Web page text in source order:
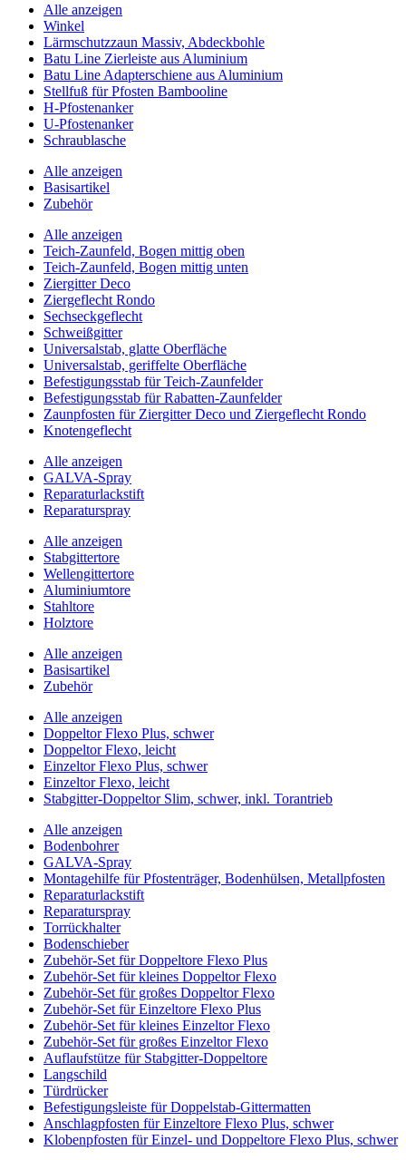
Alle anzeigen
Winkel
Lärmschutzzaun Massiv, Abdeckbohle
Batu Line Zierleiste aus Aluminium
Batu Line Adapterschiene aus Aluminium
Stellfuß für Pfosten Bambooline
H-Pfostenanker
U-Pfostenanker
Schraublasche
Alle anzeigen
Basisartikel
Zubehör
Alle anzeigen
Teich-Zaunfeld, Bogen mittig oben
Teich-Zaunfeld, Bogen mittig unten
Ziergitter Deco
Ziergeflecht Rondo
Sechseckgeflecht
Schweißgitter
Universalstab, glatte Oberfläche
Universalstab, geriffelte Oberfläche
Befestigungsstab für Teich-Zaunfelder
Befestigungsstab für Rabatten-Zaunfelder
Zaunpfosten für Ziergitter Deco und Ziergeflecht Rondo
Knotengeflecht
Alle anzeigen
GALVA-Spray
Reparaturlackstift
Reparaturspray
Alle anzeigen
Stabgittertore
Wellengittertore
Aluminiumtore
Stahltore
Holztore
Alle anzeigen
Basisartikel
Zubehör
Alle anzeigen
Doppeltor Flexo Plus, schwer
Doppeltor Flexo, leicht
Einzeltor Flexo Plus, schwer
Einzeltor Flexo, leicht
Stabgitter-Doppeltor Slim, schwer, inkl. Torantrieb
Alle anzeigen
Bodenbohrer
GALVA-Spray
Montagehilfe für Pfostenträger, Bodenhülsen, Metallpfosten
Reparaturlackstift
Reparaturspray
Torrückhalter
Bodenschieber
Zubehör-Set für Doppeltore Flexo Plus
Zubehör-Set für kleines Doppeltor Flexo
Zubehör-Set für großes Doppeltor Flexo
Zubehör-Set für Einzeltore Flexo Plus
Zubehör-Set für kleines Einzeltor Flexo
Zubehör-Set für großes Einzeltor Flexo
Auflaufstütze für Stabgitter-Doppeltore
Langschild
Türdrücker
Befestigungsleiste für Doppelstab-Gittermatten
Anschlagpfosten für Einzeltore Flexo Plus, schwer
Klobenpfosten für Einzel- und Doppeltore Flexo Plus, schwer